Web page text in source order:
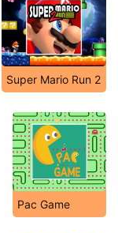
Super Mario Run 2
Pac Game